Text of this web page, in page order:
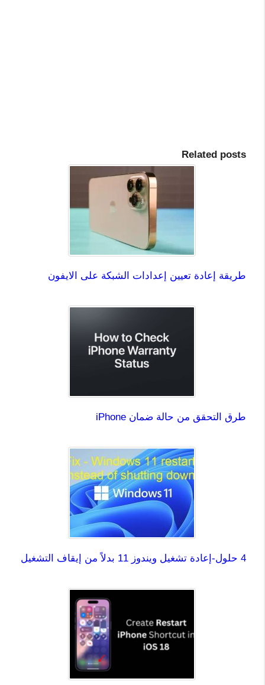
Related posts
طريقة إعادة تعيين إعدادات الشبكة على الايفون
طرق التحقق من حالة ضمان iPhone
4 حلول-إعادة تشغيل ويندوز 11 بدلاً من إيقاف التشغيل